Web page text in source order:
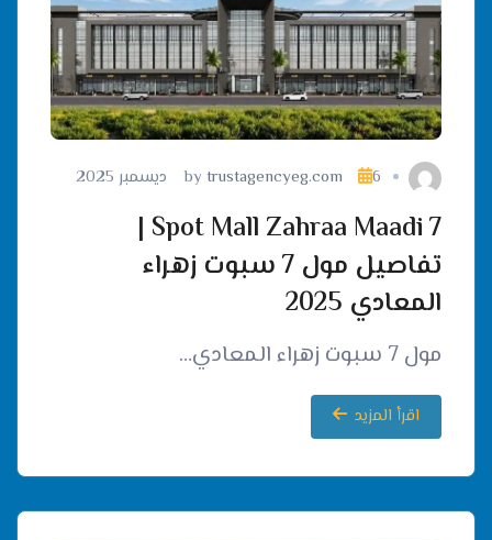
by trustagencyeg.com 6 ديسمبر 2025
7 Spot Mall Zahraa Maadi |
تفاصيل مول 7 سبوت زهراء
المعادي 2025
مول 7 سبوت زهراء المعادي…
اقرأ المزيد